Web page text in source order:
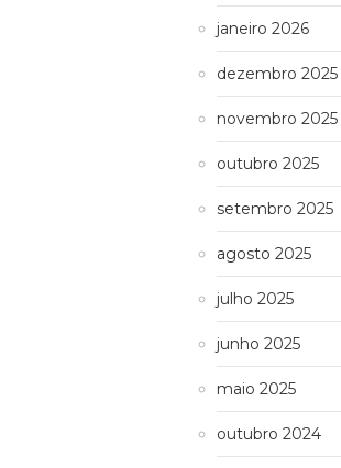
janeiro 2026
dezembro 2025
novembro 2025
outubro 2025
setembro 2025
agosto 2025
julho 2025
junho 2025
maio 2025
outubro 2024